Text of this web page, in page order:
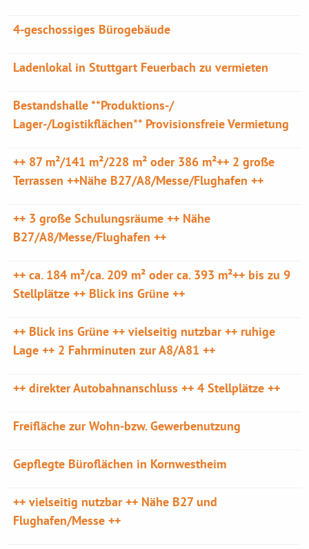
4-geschossiges Bürogebäude
Ladenlokal in Stuttgart Feuerbach zu vermieten
Bestandshalle **Produktions-/
Lager-/Logistikflächen** Provisionsfreie Vermietung
++ 87 m²/141 m²/228 m² oder 386 m²++ 2 große
Terrassen ++Nähe B27/A8/Messe/Flughafen ++
++ 3 große Schulungsräume ++ Nähe
B27/A8/Messe/Flughafen ++
++ ca. 184 m²/ca. 209 m² oder ca. 393 m²++ bis zu 9
Stellplätze ++ Blick ins Grüne ++
++ Blick ins Grüne ++ vielseitig nutzbar ++ ruhige
Lage ++ 2 Fahrminuten zur A8/A81 ++
++ direkter Autobahnanschluss ++ 4 Stellplätze ++
Freifläche zur Wohn-bzw. Gewerbenutzung
Gepflegte Büroflächen in Kornwestheim
++ vielseitig nutzbar ++ Nähe B27 und
Flughafen/Messe ++